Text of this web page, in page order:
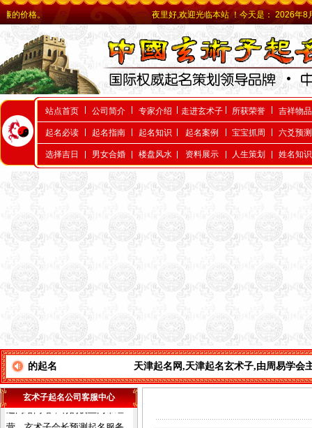
夜里好,欢迎光临本站 ！今天是：2026年8月7日 星期五
站点首页 公司简介 专家介绍 走进玄术子 所获荣誉 吉祥物品
起名必读 起名指南 起名知识 起名案例 宝宝抓周 六爻预测
选择吉日 男女合婚 楼盘风水 资料展示 人生策划 姓名知识
,天津起名玄术子,由周易学会主办,现代起
玄术子起名公司客服中心
天津起名，天津起名
八字为依据的命理起名大师，
一的以八字命理为依据的专业
命理起名网，玄术子大师由80
会员遍布天津全市及周边各省
市，经我们函授及面授的会员
之多，目前都能自立，有的通
过网络网站，有的设立门市经
营，玄术子会长预测起名服务
遍全国，同时服务过的还有几